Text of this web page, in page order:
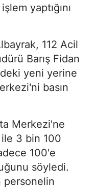
yaptığını
112 Acil
Barış Fidan
yeni yerine
basın
Merkezi'ne
3 bin 100
100'e
söyledi.
personelin